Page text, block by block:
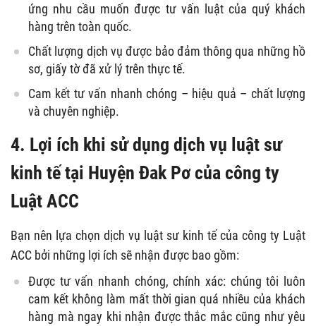
ứng nhu cầu muốn được tư vấn luật của quý khách
hàng trên toàn quốc.
Chất lượng dịch vụ được bảo đảm thông qua những hồ
sơ, giấy tờ đã xử lý trên thực tế.
Cam kết tư vấn nhanh chóng – hiệu quả – chất lượng
và chuyên nghiệp.
4. Lợi ích khi sử dụng dịch vụ luật sư
kinh tế tại Huyện Đak Pơ của công ty
Luật ACC
Bạn nên lựa chọn dịch vụ luật sư kinh tế của công ty Luật
ACC bởi những lợi ích sẽ nhận được bao gồm:
Được tư vấn nhanh chóng, chính xác: chúng tôi luôn
cam kết không làm mất thời gian quá nhiều của khách
hàng mà ngay khi nhận được thắc mắc cũng như yêu